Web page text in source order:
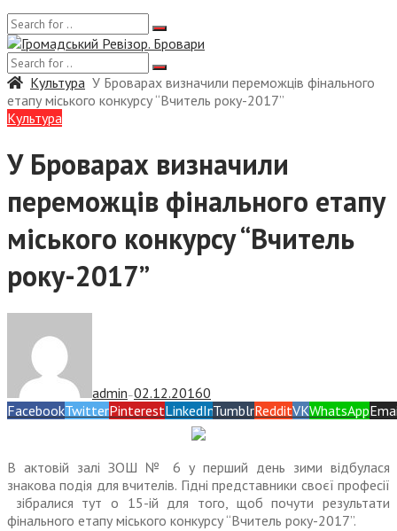
Культура У Броварах визначили переможців фінального
етапу міського конкурсу “Вчитель року-2017”
Культура
У Броварах визначили
переможців фінального етапу
міського конкурсу “Вчитель
року-2017”
admin —02.12.20160
FacebookTwitterPinterestLinkedInTumblrRedditVKWhatsApp
В актовій залі ЗОШ № 6 у перший день зими відбулася
знакова подія для вчителів. Гідні представники своєї професії
зібралися тут о 15-ій для того, щоб почути результати
фінального етапу міського конкурсу “Вчитель року-2017”.